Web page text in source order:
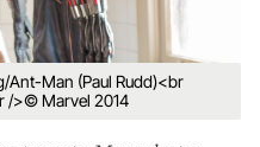
Man (Paul Rudd)<br
/>© Marvel 2014